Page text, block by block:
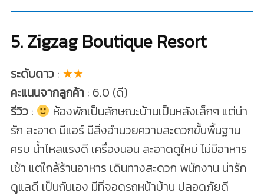
5. Zigzag Boutique Resort
ระดับดาว: ★★
คะแนนจากลูกค้า: 6.0 (ดี)
รีวิว:
ห้องพักเป็นลักษณะบ้านเป็นหลังเล็กๆ แต่น่า
รัก สะอาด มีแอร์ มีสิ่งอำนวยความสะดวกขั้นพื้นฐาน
ครบ น้ำไหลแรงดี เครื่องนอน สะอาดดูใหม่ ไม่มีอาหาร
เช้า แต่ใกล้ร้านอาหาร เดินทางสะดวก พนักงาน น่ารัก
ดูแลดี เป็นกันเอง มีที่จอดรถหน้าบ้าน ปลอดภัยดี